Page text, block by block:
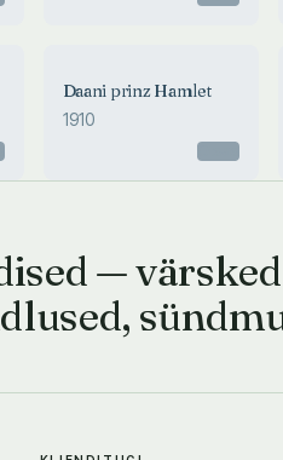
Daani prinz Hamlet
1910
— värsked